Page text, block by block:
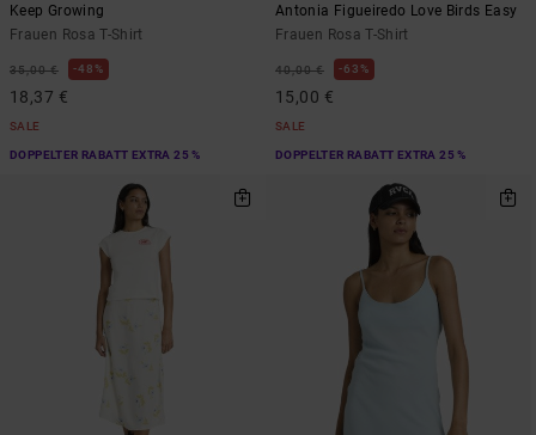
Keep Growing
Frauen Rosa T-Shirt
35,00 € 48%
18,37 €
SALE
DOPPELTER RABATT EXTRA 25 %
Antonia Figueiredo Love Birds Easy
Frauen Rosa T-Shirt
40,00 € 63%
15,00 €
SALE
DOPPELTER RABATT EXTRA 25 %